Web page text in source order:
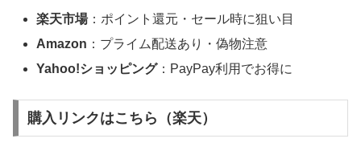
楽天市場：ポイント還元・セール時に狙い目
Amazon ：プライム配送あり・偽物注意
Yahoo!ショッピング：PayPay利用でお得に
購入リンクはこちら（楽天）